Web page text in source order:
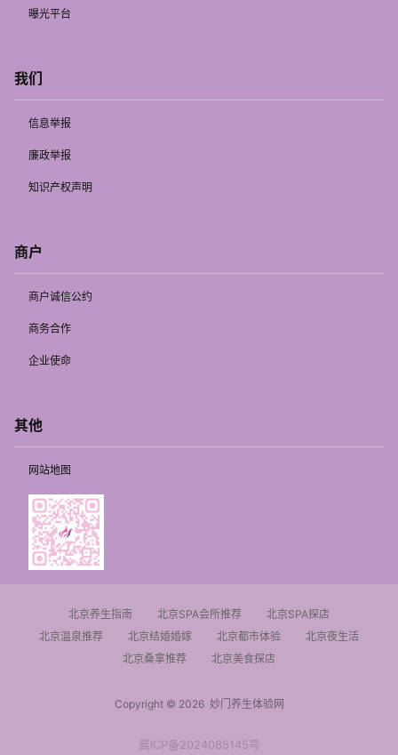
曝光平台
我们
信息举报
廉政举报
知识产权声明
商户
商户诚信公约
商务合作
企业使命
其他
网站地图
北京养生指南 北京SPA会所推荐
北京SPA探店
北京温泉推荐
北京结婚婚嫁 北京都市体验
北京夜生活
北京桑拿推荐
北京美食探店
Copyright © 2026妙门养生体验网
冀ICP备2024085145号